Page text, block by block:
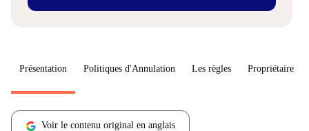
Présentation Politiques d'Annulation Les règles Propriétaire
Voir le contenu original en anglais